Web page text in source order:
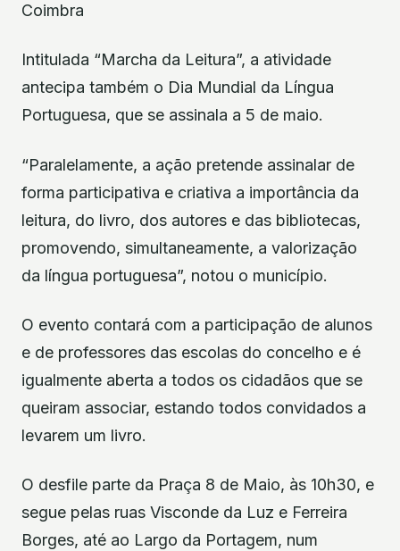
Coimbra
Intitulada “Marcha da Leitura”, a atividade
antecipa também o Dia Mundial da Língua
Portuguesa, que se assinala a 5 de maio.
“Paralelamente, a ação pretende assinalar de
forma participativa e criativa a importância da
leitura, do livro, dos autores e das bibliotecas,
promovendo, simultaneamente, a valorização
da língua portuguesa”, notou o município.
O evento contará com a participação de alunos
e de professores das escolas do concelho e é
igualmente aberta a todos os cidadãos que se
queiram associar, estando todos convidados a
levarem um livro.
O desfile parte da Praça 8 de Maio, às 10h30, e
segue pelas ruas Visconde da Luz e Ferreira
Borges, até ao Largo da Portagem, num